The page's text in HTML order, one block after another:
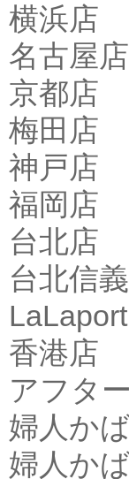
横浜店
名古屋店
京都店
梅田店
神戸店
福岡店
台北店
台北信
香港店
アフタ
婦人か
婦人か